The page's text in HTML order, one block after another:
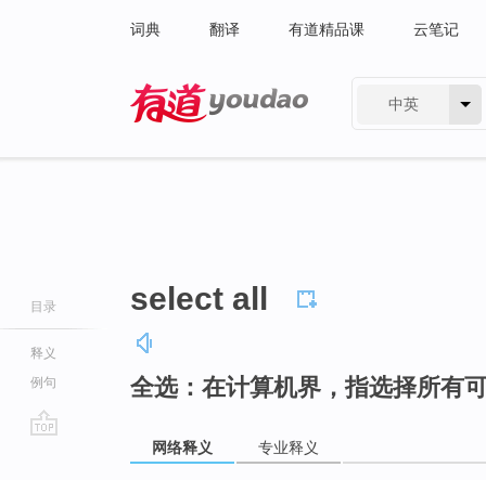
词典 翻译 有道精品课 云笔记
中英
目录
释义
例句
select all
全选：在计算机界，指选择所有
网络释义 专业释义